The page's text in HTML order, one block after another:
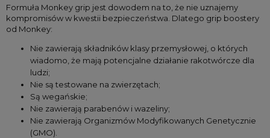
Formuła Monkey grip jest dowodem na to, że nie uznajemy
kompromisów w kwestii bezpieczeństwa. Dlatego grip boostery
od Monkey:
Nie zawierają składników klasy przemysłowej, o których
wiadomo, że mają potencjalne działanie rakotwórcze dla
ludzi;
Nie są testowane na zwierzętach;
Są wegańskie;
Nie zawierają parabenów i wazeliny;
Nie zawierają Organizmów Modyfikowanych Genetycznie
(GMO).